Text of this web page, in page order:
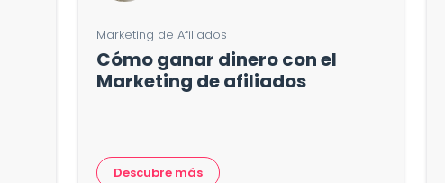
Marketing de Afiliados
Cómo ganar dinero con el
Marketing de afiliados
Descubre más